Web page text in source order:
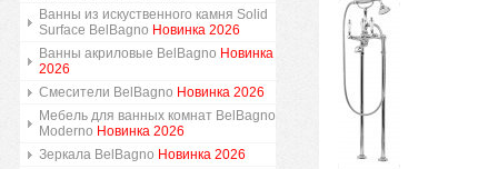
Ванны из искуственного камня Solid
Surface BelBagno Новинка 2026
Ванны акриловые BelBagno Новинка
2026
Смесители BelBagno Новинка 2026
Мебель для ванных комнат BelBagno
Moderno Новинка 2026
Зеркала BelBagno Новинка 2026